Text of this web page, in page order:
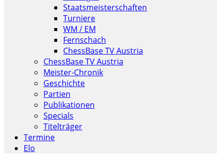
Staatsmeisterschaften
Turniere
WM / EM
Fernschach
ChessBase TV Austria
ChessBase TV Austria
Meister-Chronik
Geschichte
Partien
Publikationen
Specials
Titelträger
Termine
Elo